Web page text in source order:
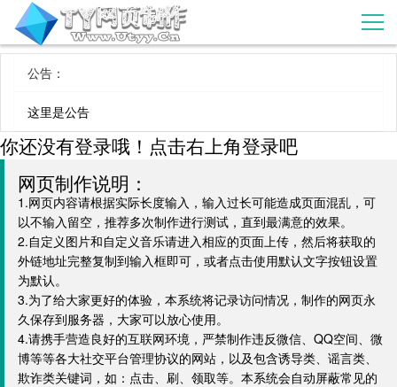
公告：
这里是公告
你还没有登录哦！点击右上角登录吧
网页制作说明：
1.网页内容请根据实际长度输入，输入过长可能造成页面混乱，可
以不输入留空，推荐多次制作进行测试，直到最满意的效果。
2.自定义图片和自定义音乐请进入相应的页面上传，然后将获取的
外链地址完整复制到输入框即可，或者点击使用默认文字按钮设置
为默认。
3.为了给大家更好的体验，本系统将记录访问情况，制作的网页永
久保存到服务器，大家可以放心使用。
4.请携手营造良好的互联网环境，严禁制作违反微信、QQ空间、微
博等等各大社交平台管理协议的网站，以及包含诱导类、谣言类、
欺诈类关键词，如：点击、刷、领取等。本系统会自动屏蔽常见的